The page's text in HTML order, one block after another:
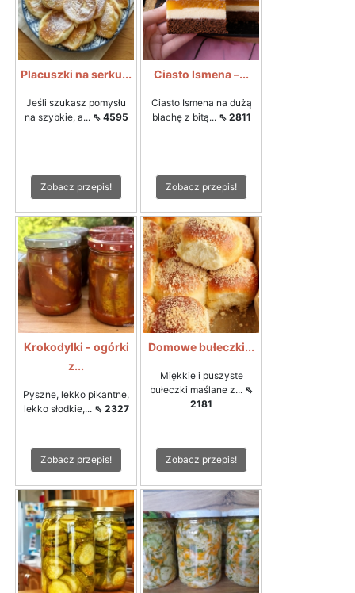
Placuszki na serku...
Jeśli szukasz pomysłu
na szybkie, a... ⇖ 4595
Zobacz przepis!
Ciasto Ismena –...
Ciasto Ismena na dużą
blachę z bitą... ⇖ 2811
Zobacz przepis!
Krokodylki - ogórki
z...
Pyszne, lekko pikantne,
lekko słodkie,... ⇖ 2327
Zobacz przepis!
Domowe bułeczki...
Miękkie i puszyste
bułeczki maślane z... ⇖
2181
Zobacz przepis!